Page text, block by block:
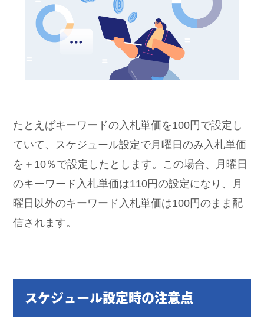
たとえばキーワードの入札単価を100円で設定し
ていて、スケジュール設定で月曜日のみ入札単価
を＋10％で設定したとします。この場合、月曜日
のキーワード入札単価は110円の設定になり、月
曜日以外のキーワード入札単価は100円のまま配
信されます。
スケジュール設定時の注意点